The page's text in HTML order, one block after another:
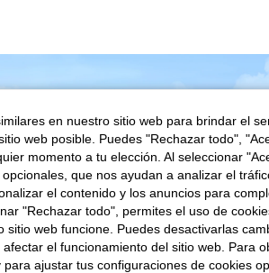
en nuestro sitio web para brindar el
web posible. Puedes "Rechazar todo",
momento a tu elección. Al seleccionar
que nos ayudan a analizar el
el contenido y los anuncios para
"Rechazar todo", permites el uso de
sitio web funcione. Puedes desactivarlas
el funcionamiento del sitio web. Para
ajustar tus configuraciones de cookies